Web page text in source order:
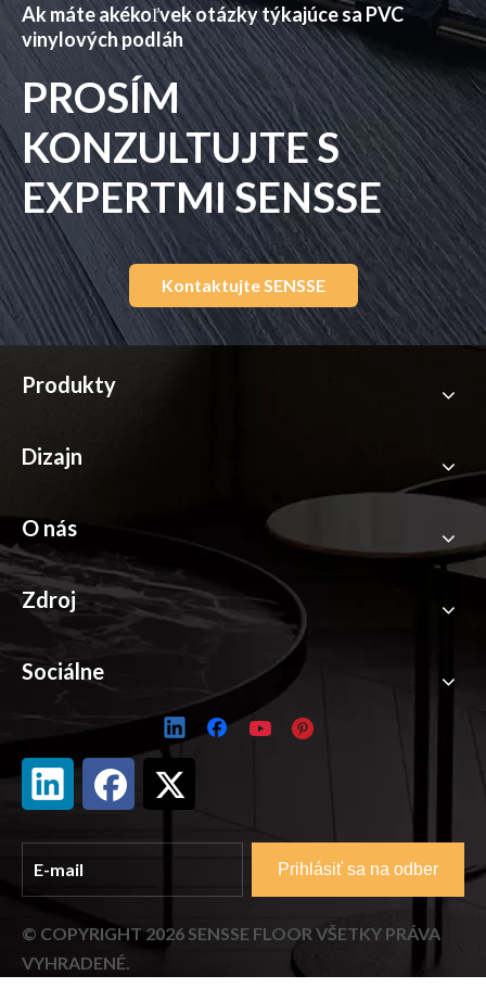
Ak máte akékoľvek otázky týkajúce sa PVC
vinylových podláh
PROSÍM
KONZULTUJTE S
EXPERTMI SENSSE
Kontaktujte SENSSE
Produkty
Dizajn
O nás
Zdroj
Sociálne
Prihlásiť sa na odber
© COPYRIGHT 2026 SENSSE FLOOR VŠETKY PRÁVA
VYHRADENÉ.